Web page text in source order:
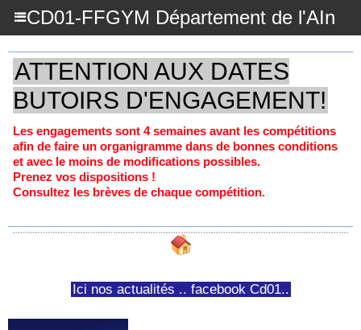
CD01-FFGYM Département de l'AIn
ATTENTION AUX DATES
BUTOIRS D'ENGAGEMENT!
Les engagements sont 4 semaines avant les compétitions
afin de faire un organigramme dans de bonnes conditions
et avec le moins de modifications possibles.
Prenez vos dispositions !
Consultez les brèves de chaque compétition.
Ici nos actualités .. facebook Cd01..